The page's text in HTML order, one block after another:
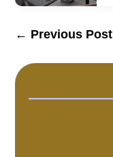
← Previous Post